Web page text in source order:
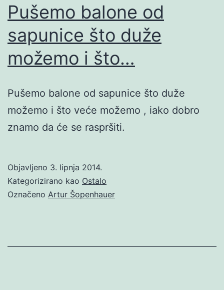
Pušemo balone od
sapunice što duže
možemo i što…
Pušemo balone od sapunice što duže
možemo i što veće možemo , iako dobro
znamo da će se raspršiti.
Objavljeno 3. lipnja 2014.
Kategorizirano kao Ostalo
Označeno Artur Šopenhauer